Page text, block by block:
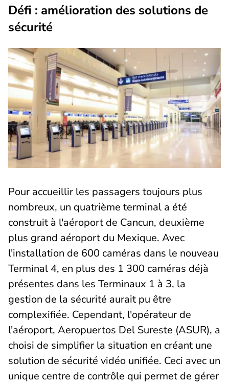
Défi : amélioration des solutions de
sécurité
Pour accueillir les passagers toujours plus
nombreux, un quatrième terminal a été
construit à l'aéroport de Cancun, deuxième
plus grand aéroport du Mexique. Avec
l'installation de 600 caméras dans le nouveau
Terminal 4, en plus des 1 300 caméras déjà
présentes dans les Terminaux 1 à 3, la
gestion de la sécurité aurait pu être
complexifiée. Cependant, l'opérateur de
l'aéroport, Aeropuertos Del Sureste (ASUR), a
choisi de simplifier la situation en créant une
solution de sécurité vidéo unifiée. Ceci avec un
unique centre de contrôle qui permet de gérer